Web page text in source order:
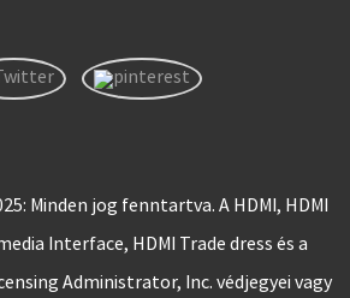
Minden jog fenntartva. A HDMI, HDMI
Interface, HDMI Trade dress és a
Administrator, Inc. védjegyei vagy